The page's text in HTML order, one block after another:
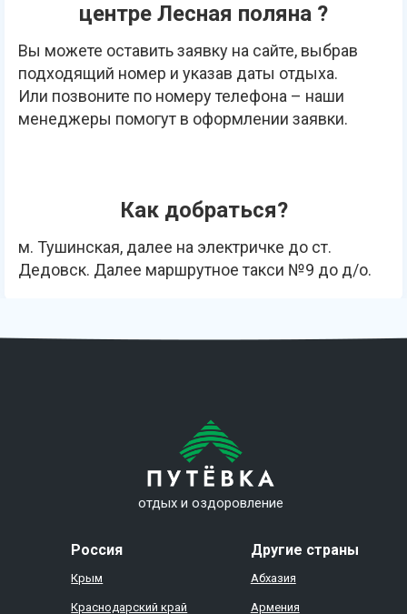
центре Лесная поляна ?
Вы можете оставить заявку на сайте, выбрав
подходящий номер и указав даты отдыха.
Или позвоните по номеру телефона – наши
менеджеры помогут в оформлении заявки.
Как добраться?
м. Тушинская, далее на электричке до ст.
Дедовск. Далее маршрутное такси №9 до д/о.
отдых и оздоровление
Россия
Крым
Краснодарский край
Другие страны
Абхазия
Армения